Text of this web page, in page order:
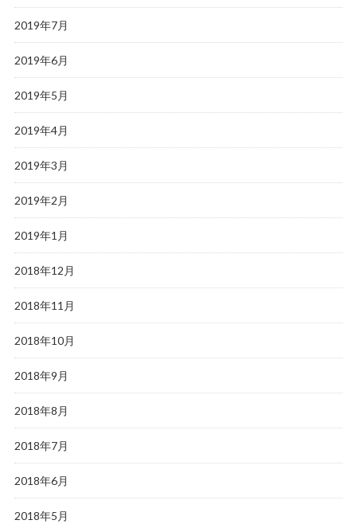
2019年7月
2019年6月
2019年5月
2019年4月
2019年3月
2019年2月
2019年1月
2018年12月
2018年11月
2018年10月
2018年9月
2018年8月
2018年7月
2018年6月
2018年5月